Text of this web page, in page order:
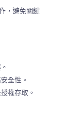
，避免關鍵
全性。
權存取。